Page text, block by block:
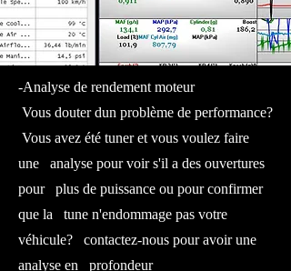
-Analyse de rendement moteur
Vous douter dun problème de performance?
Vous avez été tuner et vous voulez faire
une analyse pour voir s'il a des ouvertures
pour plus de puissance ou pour confirmer
que la tune n'endommage pas votre
véhicule? contactez-nous pour avoir une
analyse en profondeur